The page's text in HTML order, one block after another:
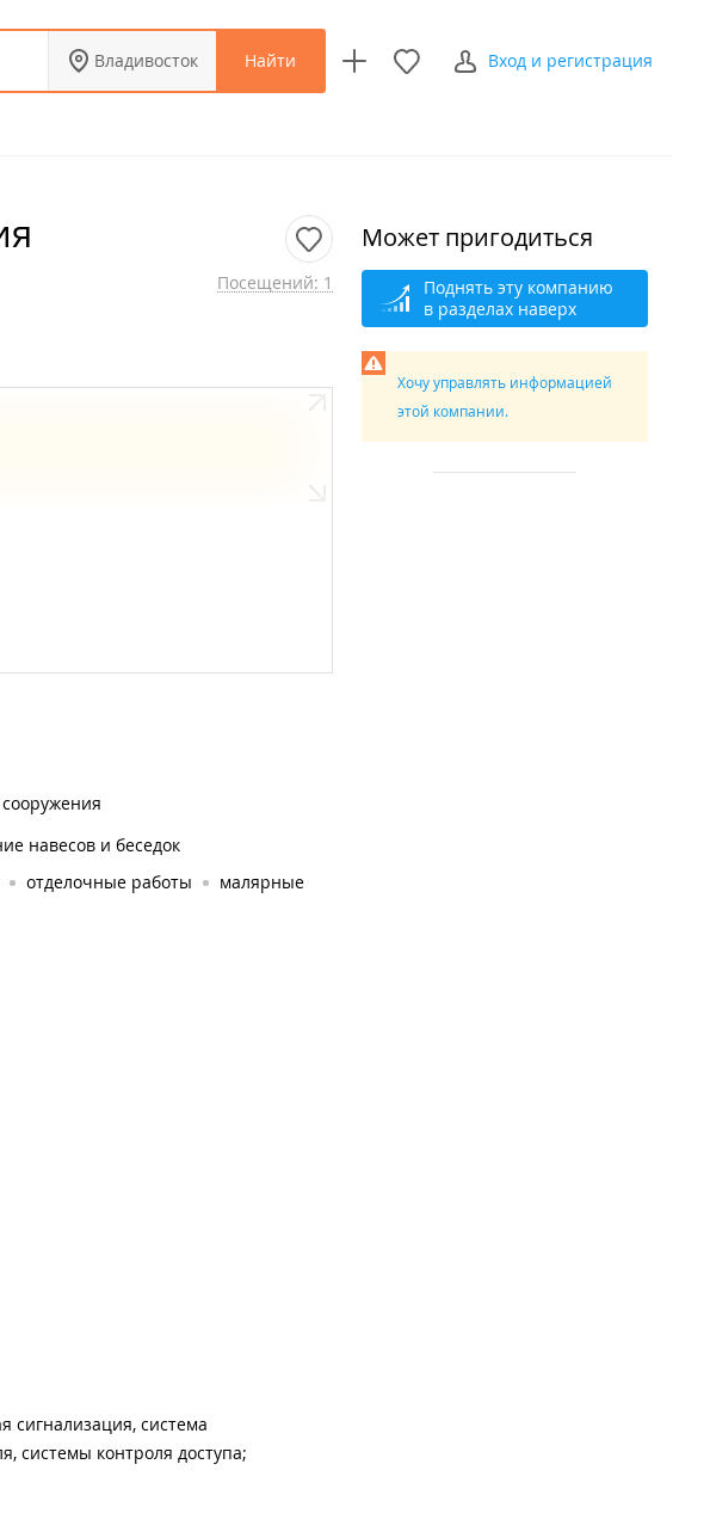
Владивосток Найти Вход и регистрация
Посещений: 1
навесов и беседок
отделочные работы
малярные
сигнализация, система
системы контроля доступа;
Может пригодиться
Поднять эту компанию
в разделах наверх
Хочу управлять информацией
этой компании.